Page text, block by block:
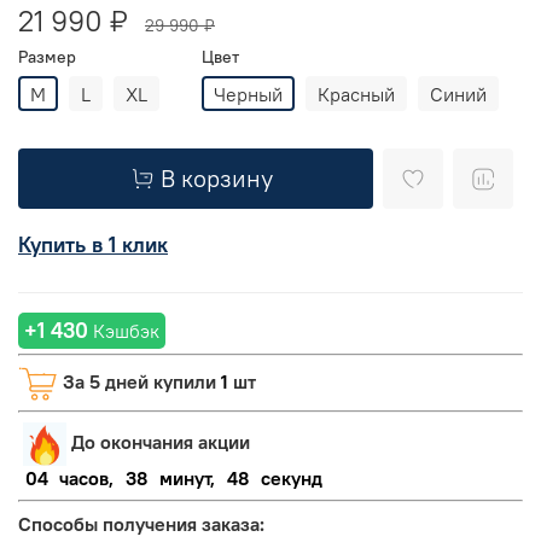
21 990 ₽
29 990 ₽
Размер
M L XL
Цвет
Черный Красный Синий
В корзину
Купить в 1 клик
+1 430 Кэшбэк
За 5 дней купили 1 шт
До окончания акции
04 часов, 38 минут, 48 секунд
Способы получения заказа: